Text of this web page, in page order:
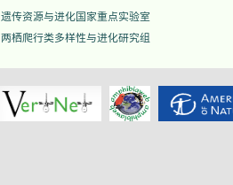
遗传资源与进化国家重点实验室
两栖爬行类多样性与进化研究组